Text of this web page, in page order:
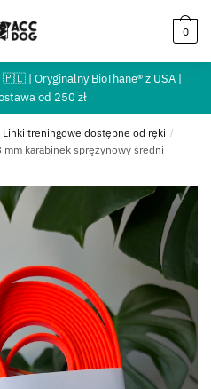
0
| Oryginalny BioThane® z USA |
od 250 zł
Linki treningowe dostępne od ręki /
mm karabinek sprężynowy średni